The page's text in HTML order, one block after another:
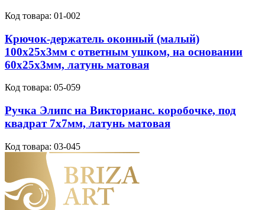
Код товара: 01-002
Крючок-держатель оконный (малый)
100х25х3мм с ответным ушком, на основании
60х25х3мм, латунь матовая
Код товара: 05-059
Ручка Элипс на Викторианс. коробочке, под
квадрат 7х7мм, латунь матовая
Код товара: 03-045